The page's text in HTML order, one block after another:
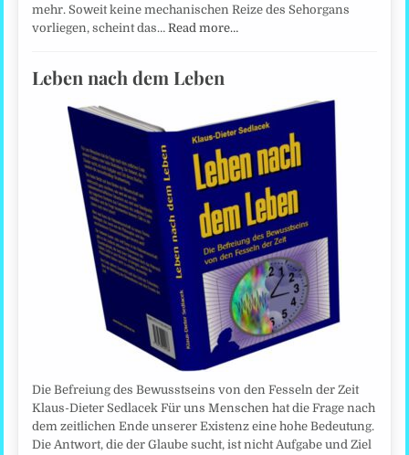
mehr. Soweit keine mechanischen Reize des Sehorgans
vorliegen, scheint das…Read more…
Leben nach dem Leben
Die Befreiung des Bewusstseins von den Fesseln der Zeit
Klaus-Dieter Sedlacek Für uns Menschen hat die Frage nach
dem zeitlichen Ende unserer Existenz eine hohe Bedeutung.
Die Antwort, die der Glaube sucht, ist nicht Aufgabe und Ziel